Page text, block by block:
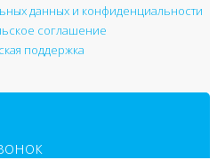
данных и конфиденциальности
соглашение
поддержка